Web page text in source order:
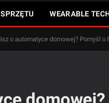
WEARABLE
o automatyce domowej? Pomyśl o